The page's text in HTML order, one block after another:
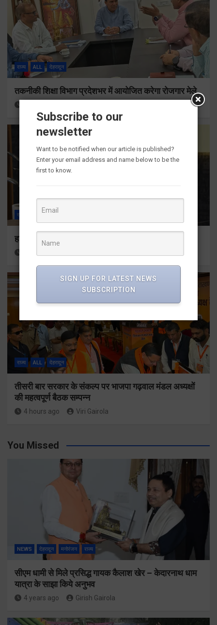
राज्य ALL देहरादून
तकनीकी शिक्षा विभाग प्रदेशभर में आयोजित करेगा रोजगार मेले
राज्य
हर घर तिरंगा अभियान को जन-जन तक पहुंचाने की तैयारी
राज्य ALL देहरादून
तीसरी बार सरकार के संकल्प पर भाजपा गढ़वाल मंडल अध्यक्षों
की महत्वपूर्ण बैठक सम्पन्न
4 hours ago Viri Gairola
You Missed
NEWS देहरादून मनोरंजन राज्य
सीएम धामी से मिले प्रसिद्ध गायक कैलाश खेर – केदारनाथ धाम
यात्रा के साझा किये अनुभव
4 years ago Girish Gairola
Subscribe to our
newsletter
Want to be notified when our article is published?
Enter your email address and name below to be the
first to know.
SIGN UP FOR LATEST NEWS
SUBSCRIPTION